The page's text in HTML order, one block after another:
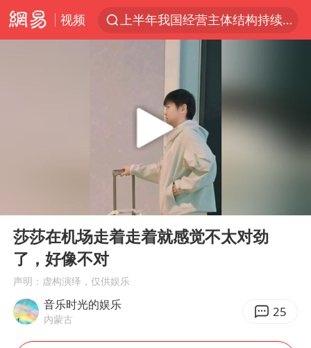
视频
上半年我国经营主体结构持续优化
白海豚将给京津冀带来大暴雨
刘嘉玲晒与周星驰合照
《披荆斩棘2026》阵容官宣
上海有出现龙卷潜势
国足U17与阿森纳决赛取消 并列冠军
香港高温刷新历史纪录
王艺迪无缘横滨赛决赛
以军士兵把枪口对准中国记者
上门女婿出轨女邻居多年被判重婚罪
Play
莎莎在机场走着走着就感觉不太对劲
了，好像不对
声明：虚构演绎，仅供娱乐
音乐时光的娱乐
内蒙古 25